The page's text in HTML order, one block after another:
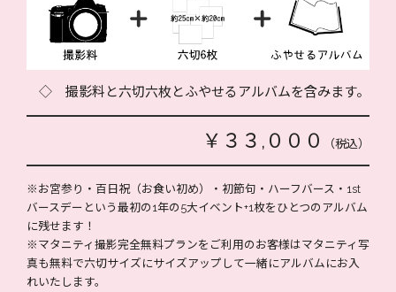
◇ 撮影料と六切六枚とふやせるアルバムを含みます。
￥３３,０００ （税込）
※お宮参り・百日祝（お食い初め）・初節句・ハーフバース・1st
バースデーという最初の1年の5大イベント+1枚をひとつのアルバム
に残せます！
※マタニティ撮影完全無料プランをご利用のお客様はマタニティ写
真も無料で六切サイズにサイズアップして一緒にアルバムにお入
れいたします。